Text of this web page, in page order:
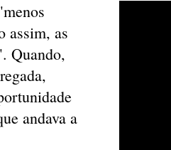
assim, as
Quando,
andava a